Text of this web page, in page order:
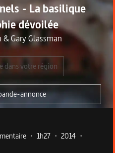
- La basilique
dévoilée
&Gary Glassman
dans votre région
annonce
• 1h27 • 2014 •